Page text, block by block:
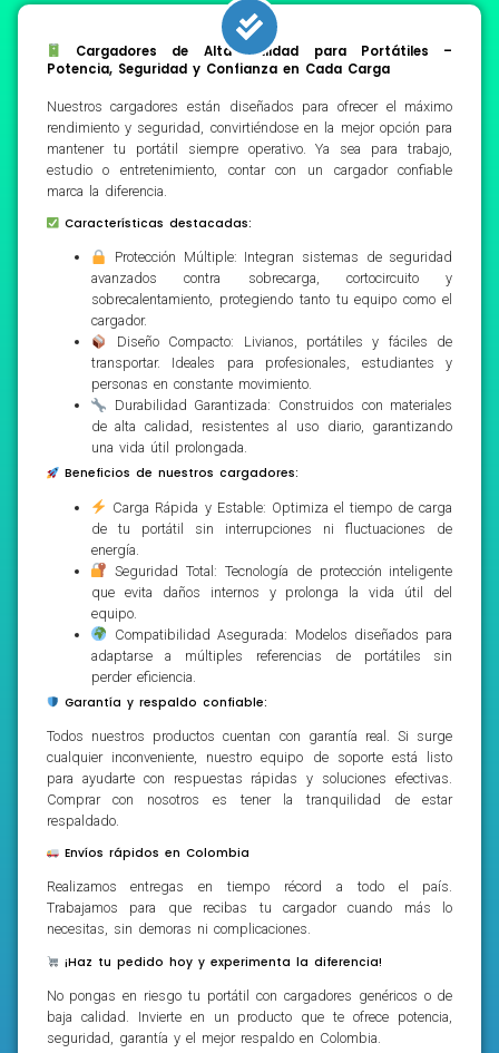
Cargadores de Alta Calidad para Portátiles –
Potencia, Seguridad y Confianza en Cada Carga
Nuestros cargadores están diseñados para ofrecer el máximo
rendimiento y seguridad, convirtiéndose en la mejor opción para
mantener tu portátil siempre operativo. Ya sea para trabajo,
estudio o entretenimiento, contar con un cargador confiable
marca la diferencia.
Características destacadas:
Protección Múltiple: Integran sistemas de seguridad
avanzados contra sobrecarga, cortocircuito y
sobrecalentamiento, protegiendo tanto tu equipo como el
cargador.
Diseño Compacto: Livianos, portátiles y fáciles de
transportar. Ideales para profesionales, estudiantes y
personas en constante movimiento.
Durabilidad Garantizada: Construidos con materiales
de alta calidad, resistentes al uso diario, garantizando
una vida útil prolongada.
Beneficios de nuestros cargadores:
Carga Rápida y Estable: Optimiza el tiempo de carga
de tu portátil sin interrupciones ni fluctuaciones de
energía.
Seguridad Total: Tecnología de protección inteligente
que evita daños internos y prolonga la vida útil del
equipo.
Compatibilidad Asegurada: Modelos diseñados para
adaptarse a múltiples referencias de portátiles sin
perder eficiencia.
Garantía y respaldo confiable:
Todos nuestros productos cuentan con garantía real. Si surge
cualquier inconveniente, nuestro equipo de soporte está listo
para ayudarte con respuestas rápidas y soluciones efectivas.
Comprar con nosotros es tener la tranquilidad de estar
respaldado.
Envíos rápidos en Colombia
Realizamos entregas en tiempo récord a todo el país.
Trabajamos para que recibas tu cargador cuando más lo
necesitas, sin demoras ni complicaciones.
¡Haz tu pedido hoy y experimenta la diferencia!
No pongas en riesgo tu portátil con cargadores genéricos o de
baja calidad. Invierte en un producto que te ofrece potencia,
seguridad, garantía y el mejor respaldo en Colombia.